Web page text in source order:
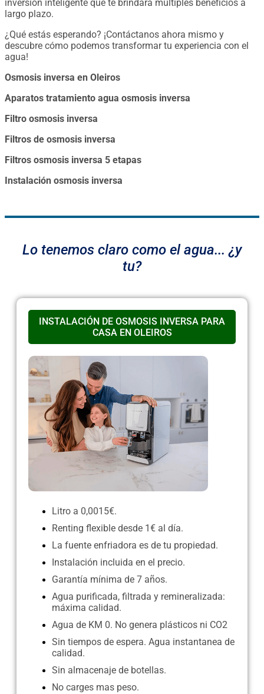
inversión inteligente que te brindará múltiples beneficios a
largo plazo.
¿Qué estás esperando? ¡Contáctanos ahora mismo y
descubre cómo podemos transformar tu experiencia con el
agua!
Osmosis inversa en Oleiros
Aparatos tratamiento agua osmosis inversa
Filtro osmosis inversa
Filtros de osmosis inversa
Filtros osmosis inversa 5 etapas
Instalación osmosis inversa
Lo tenemos claro como el agua... ¿y
tu?
INSTALACIÓN DE OSMOSIS INVERSA PARA
CASA EN OLEIROS
Litro a 0,0015€.
Renting flexible desde 1€ al día.
La fuente enfriadora es de tu propiedad.
Instalación incluida en el precio.
Garantía mínima de 7 años.
Agua purificada, filtrada y remineralizada:
máxima calidad.
Agua de KM 0. No genera plásticos ni CO2
Sin tiempos de espera. Agua instantanea de
calidad.
Sin almacenaje de botellas.
No carges mas peso.